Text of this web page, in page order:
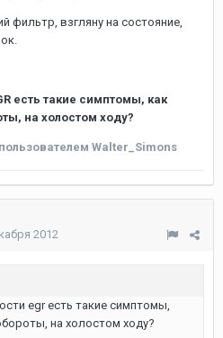
фильтр, взгляну на состояние,
есть такие симптомы, как
на холостом ходу?
пользователем Walter_Simons
2012
egr есть такие симптомы,
на холостом ходу?